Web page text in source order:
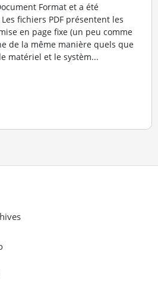
Format et a été
fichiers PDF présentent les
en page fixe (un peu comme
de la même manière quels que
matériel et le systèm...